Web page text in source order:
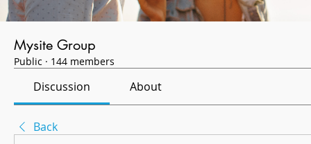
Mysite Group
Public · 144 members
Discussion About
Back